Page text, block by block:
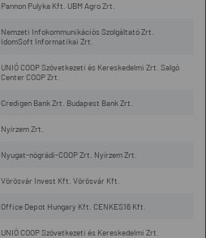
Pannon Pulyka Kft. UBM Agro Zrt.
Nemzeti Infokommunikációs Szolgáltató Zrt.
IdomSoft Informatikai Zrt.
UNIÓ COOP Szövetkezeti és Kereskedelmi Zrt. Salgó
Center COOP Zrt.
Credigen Bank Zrt. Budapest Bank Zrt.
Nyírzem Zrt.
Nyugat-nógrádi-COOP Zrt. Nyírzem Zrt.
Vörösvár Invest Kft. Vörösvár Kft.
Office Depot Hungary Kft. CENKES16 Kft.
UNIÓ COOP Szövetkezeti és Kereskedelmi Zrt.